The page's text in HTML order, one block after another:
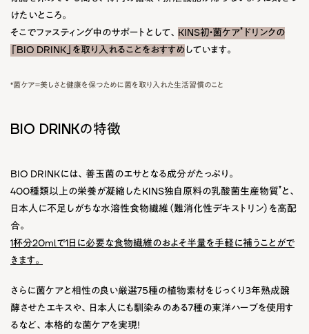
けたいところ。
そこでファスティング中のサポートとして、 KINS初・菌ケア* ドリンクの
「BIO DRINK」を取り入れることをおすすめしています。
*菌ケア＝美しさと健康を保つために菌を取り入れた生活習慣のこと
BIO DRINKの特徴
BIO DRINKには、善玉菌のエサとなる成分がたっぷり。
400種類以上の栄養が凝縮したKINS独自原料の乳酸菌生産物質*と、
日本人に不足しがちな水溶性食物繊維（難消化性デキストリン）を高配
合。
1杯分20mlで1日に必要な食物繊維のおよそ半量を手軽に補うことがで
きます。
さらに菌ケアと相性の良い厳選75種の植物素材をじっくり３年熟成醗
酵させたエキスや、日本人にも馴染みのある7種の東洋ハーブを使用す
るなど、本格的な菌ケアを実現！